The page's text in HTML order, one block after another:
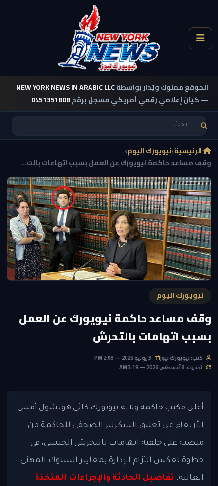
الموقع مملوك ويُدار بواسطةNEW YORK NEWS IN ARABIC LLC
— كيان إعلامي رقمي أمريكي مسجل برقم0451351808
الرئيسية›نيويورك اليوم›
وقف مساعد حاكمة نيويورك عن العمل بسبب اتهامات بالت...
نيويورك اليوم
وقف مساعد حاكمة نيويورك عن العمل
بسبب اتهامات بالتحرش
كتب: نيويورك نيوز
تحديث: 8 أغسطس 2026 — 3:19 AM
أعلن مكتب حاكمة ولاية نيويورك كاثي هوتشول أمس
الأربعاء عن تعليق السكرتير الصحفي للحاكمة من
منصبه على خلفية اتهامات بالتحرش الجنسي، في
خطوة تعكس التزام الإدارة بمعايير السلوك المهني
العالية. تفاصيل الحادثة والإجراءات المتخذة